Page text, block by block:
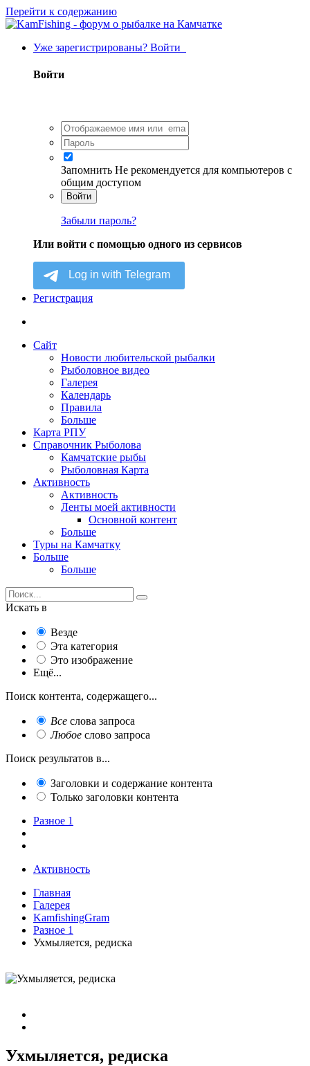
Перейти к содержанию
Уже зарегистрированы? Войти
Войти
Запомнить Не рекомендуется для компьютеров с
общим доступом
Войти
Забыли пароль?
Или войти с помощью одного из сервисов
Регистрация
Сайт
Новости любительской рыбалки
Рыболовное видео
Галерея
Календарь
Правила
Больше
Карта РПУ
Справочник Рыболова
Камчатские рыбы
Рыболовная Карта
Активность
Активность
Ленты моей активности
Основной контент
Больше
Туры на Камчатку
Больше
Больше
Искать в
Везде
Эта категория
Это изображение
Ещё...
Поиск контента, содержащего...
Все слова запроса
Любое слово запроса
Поиск результатов в...
Заголовки и содержание контента
Только заголовки контента
Разное 1
Активность
Главная
Галерея
KamfishingGram
Разное 1
Ухмыляется, редиска
Ухмыляется, редиска